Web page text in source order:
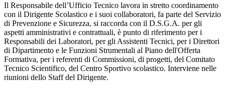
Il Responsabile dell’Ufficio Tecnico lavora in stretto coordinamento
con il Dirigente Scolastico e i suoi collaboratori, fa parte del Servizio
di Prevenzione e Sicurezza, si raccorda con il D.S.G.A. per gli
aspetti amministrativi e contrattuali, è punto di riferimento per i
Responsabili dei Laboratori, per gli Assistenti Tecnici, per i Direttori
di Dipartimento e le Funzioni Strumentali al Piano dell'Offerta
Formativa, per i referenti di Commissioni, di progetti, del Comitato
Tecnico Scientifico, del Centro Sportivo scolastico. Interviene nelle
riunioni dello Staff del Dirigente.